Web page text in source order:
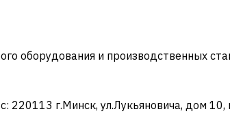
оборудования и производственных
г.Минск, ул.Лукьяновича, дом 10,